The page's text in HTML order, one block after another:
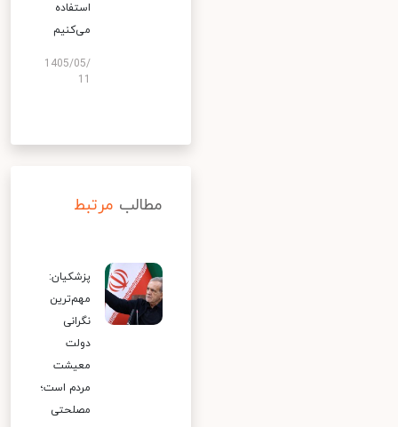
استفاده
می‌کنیم
1405/05/
مطالب مرتبط
پزشکیان:
مهم‌ترین
نگرانی
دولت
معیشت
مردم است؛
مصلحتی